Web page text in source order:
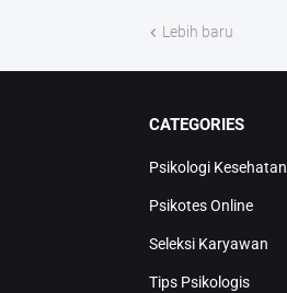
Lebih baru
CATEGORIES
Psikologi Kesehatan
Psikotes Online
Seleksi Karyawan
Tips Psikologis